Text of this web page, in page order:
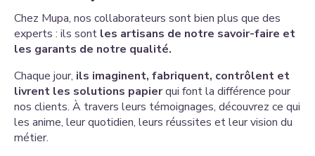
Chez Mupa, nos collaborateurs sont bien plus que des
experts : ils sont les artisans de notre savoir-faire et
les garants de notre qualité.
Chaque jour, ils imaginent, fabriquent, contrôlent et
livrent les solutions papierqui font la différence pour
nos clients. À travers leurs témoignages, découvrez ce qui
les anime, leur quotidien, leurs réussites et leur vision du
métier.